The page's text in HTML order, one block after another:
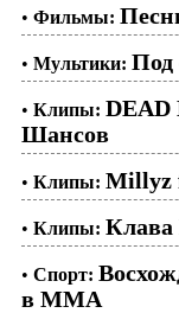
• Фильмы:
• Мультики: Под
• Клипы: DEAD
Шансов
• Клипы: Millyz
• Клипы: Клава
• Спорт:
в ММА